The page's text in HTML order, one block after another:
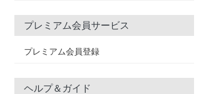
プレミアム会員サービス
プレミアム会員登録
ヘルプ＆ガイド